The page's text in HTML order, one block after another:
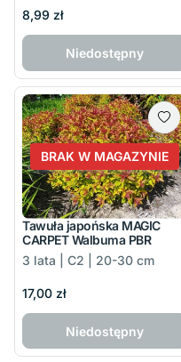
8,99 zł
Niedostępny
BRAK W MAGAZYNIE
Tawuła japońska MAGIC
CARPET Walbuma PBR
3 lata | C2 | 20-30 cm
17,00 zł
Niedostępny